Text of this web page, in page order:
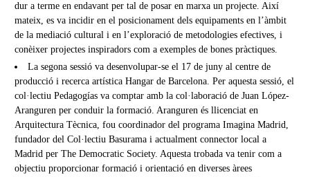
dur a terme en endavant per tal de posar en marxa un projecte. Així
mateix, es va incidir en el posicionament dels equipaments en l’àmbit
de la mediació cultural i en l’exploració de metodologies efectives, i
conèixer projectes inspiradors com a exemples de bones pràctiques.
La segona sessió va desenvolupar-se el 17 de juny al centre de
producció i recerca artística Hangar de Barcelona. Per aquesta sessió, el
col·lectiu Pedagogías va comptar amb la col·laboració de Juan López-
Aranguren per conduir la formació. Aranguren és llicenciat en
Arquitectura Tècnica, fou coordinador del programa Imagina Madrid,
fundador del Col·lectiu Basurama i actualment connector local a
Madrid per The Democratic Society. Aquesta trobada va tenir com a
objectiu proporcionar formació i orientació en diverses àrees